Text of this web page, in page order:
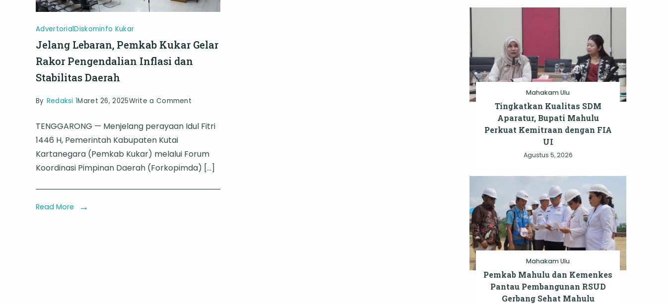
AdvertorialDiskominfo Kukar
Jelang Lebaran, Pemkab Kukar Gelar
Rakor Pengendalian Inflasi dan
Stabilitas Daerah
By Redaksi 1Maret 26, 2025Write a Comment
Lebaran,
Kukar
Gelar
Rakor
TENGGARONG — Menjelang perayaan Idul Fitri
1446 H, Pemerintah Kabupaten Kutai
Kartanegara (Pemkab Kukar) melalui Forum
Koordinasi Pimpinan Daerah (Forkopimda) […]
Read More
Mahakam Ulu
Tingkatkan Kualitas SDM
Aparatur, Bupati Mahulu
Perkuat Kemitraan dengan FIA
UI
Agustus 5, 2026
Mahakam Ulu
Pemkab Mahulu dan Kemenkes
Pantau Pembangunan RSUD
Gerbang Sehat Mahulu